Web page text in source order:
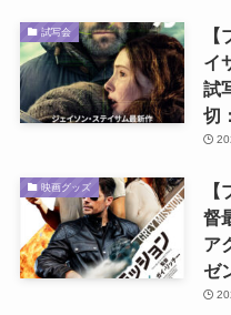
試写会
イ
試
切
映画グッズ
督
ア
ゼ